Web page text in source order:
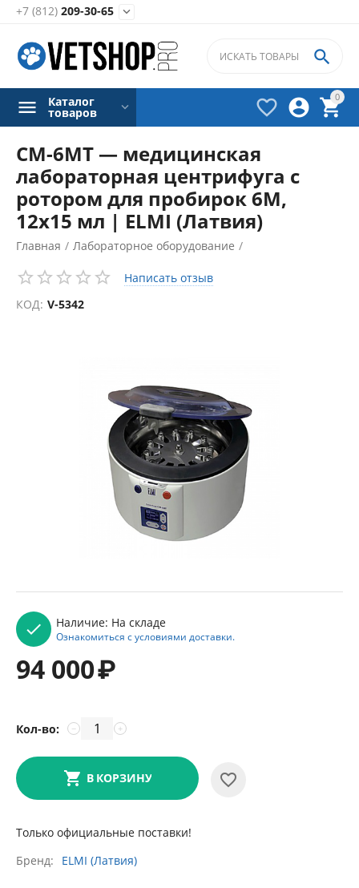
+7 (812) 209-30-65 
0




Каталог
товаров
CM-6MT — медицинская
лабораторная центрифуга с
ротором для пробирок 6М,
12х15 мл | ELMI (Латвия)
Главная / Лабораторное оборудование /
Центрифуги лабораторные /
Написать отзыв
КОД: V-5342
Наличие: На складе
Ознакомиться с условиями доставки.
94 000₽
Кол-во: +
−
В КОРЗИНУ
Только официальные поставки!
Бренд
ELMI (Латвия)